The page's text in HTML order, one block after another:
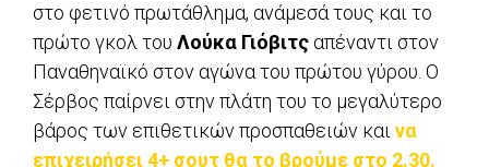
στο φετινό πρωτάθλημα, ανάμεσά τους και το
πρώτο γκολ του Λούκα Γιόβιτς απέναντι στον
Παναθηναϊκό στον αγώνα του πρώτου γύρου. Ο
Σέρβος παίρνει στην πλάτη του το μεγαλύτερο
βάρος των επιθετικών προσπαθειών και να
επιχειρήσει 4+ σουτ θα το βρούμε στο 2.30.